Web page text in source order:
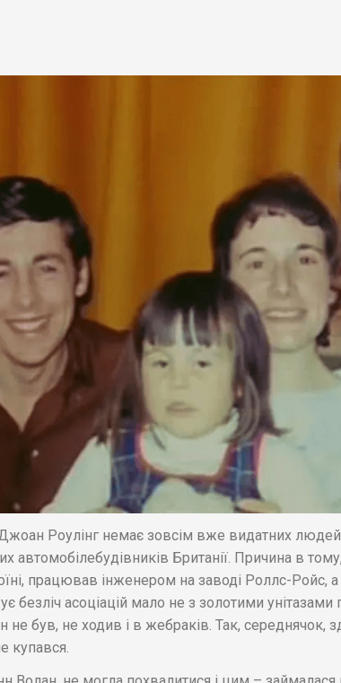
Роулінг немає зовсім вже видатних людей,
автомобілебудівників Британії. Причина в
працював інженером на заводі Роллс-Ройс,
безліч асоціацій мало не з золотими
не був, не ходив і в жебраків. Так, середнячок,
купався.